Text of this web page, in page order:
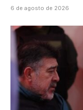
6 de agosto de 2026